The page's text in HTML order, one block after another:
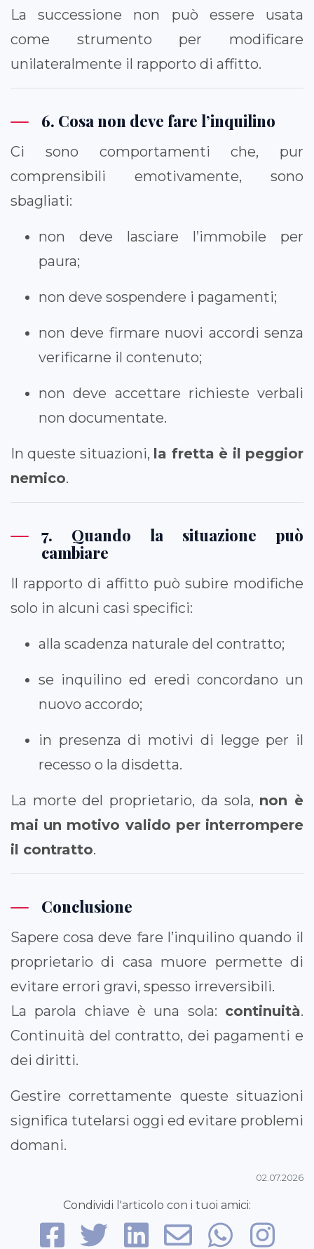
La successione non può essere usata
come strumento per modificare
unilateralmente il rapporto di affitto.
6. Cosa non deve fare l’inquilino
Ci sono comportamenti che, pur
comprensibili emotivamente, sono
sbagliati:
non deve lasciare l’immobile per
paura;
non deve sospendere i pagamenti;
non deve firmare nuovi accordi senza
verificarne il contenuto;
non deve accettare richieste verbali
non documentate.
In queste situazioni, la fretta è il peggior
nemico.
7. Quando la situazione può
cambiare
Il rapporto di affitto può subire modifiche
solo in alcuni casi specifici:
alla scadenza naturale del contratto;
se inquilino ed eredi concordano un
nuovo accordo;
in presenza di motivi di legge per il
recesso o la disdetta.
La morte del proprietario, da sola, non è
mai un motivo valido per interrompere
il contratto.
Conclusione
Sapere cosa deve fare l’inquilino quando il
proprietario di casa muore permette di
evitare errori gravi, spesso irreversibili.
La parola chiave è una sola: continuità.
Continuità del contratto, dei pagamenti e
dei diritti.
Gestire correttamente queste situazioni
significa tutelarsi oggi ed evitare problemi
domani.
02.07.2026
Condividi l'articolo con i tuoi amici: